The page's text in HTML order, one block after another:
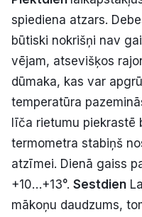
spiediena atzars.
būtiski nokrišņi nav
vējam, atsevišķos
dūmaka, kas var
temperatūra
līča rietumu piekrastē
termometra stabiņš
atzīmei. Dienā gaiss
+10…+13°. Sestdien
mākoņu daudzums,